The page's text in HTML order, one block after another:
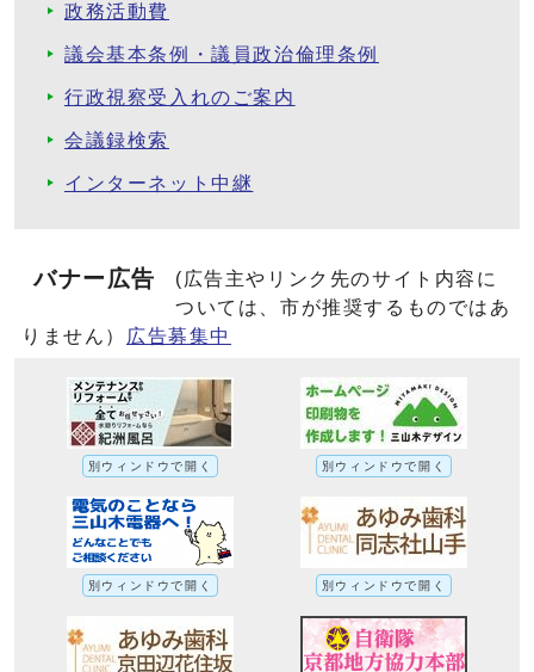
政務活動費
議会基本条例・議員政治倫理条例
行政視察受入れのご案内
会議録検索
インターネット中継
バナー広告
(広告主やリンク先のサイト内容に
ついては、市が推奨するものではあ
りません）
広告募集中
別ウィンドウで開く 別ウィンドウで開く
別ウィンドウで開く 別ウィンドウで開く